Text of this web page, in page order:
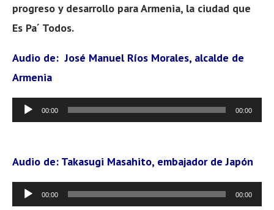
progreso y desarrollo para Armenia, la ciudad que
Es Pa´ Todos.
Audio de: José Manuel Ríos Morales, alcalde de
Armenia
Reproductor
de
00:00 00:00
Audio de: Takasugi Masahito, embajador de Japón
Reproductor
00:00 00:00